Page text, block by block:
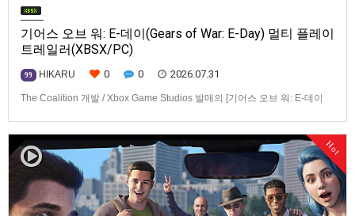
기어스 오브 워: E-데이(Gears of War: E-Day) 멀티 플레이
트레일러(XBSX/PC)
99 HIKARU 0 0 2026.07.31
The Coalition 개발 / Xbox Game Studios 발매의 [기어스 오브 워: E-데이
Hot